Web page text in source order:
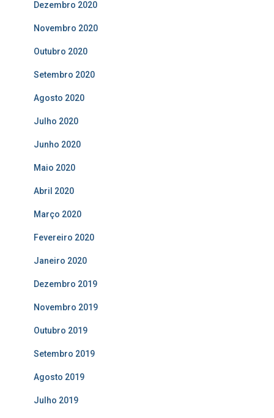
Dezembro 2020
Novembro 2020
Outubro 2020
Setembro 2020
Agosto 2020
Julho 2020
Junho 2020
Maio 2020
Abril 2020
Março 2020
Fevereiro 2020
Janeiro 2020
Dezembro 2019
Novembro 2019
Outubro 2019
Setembro 2019
Agosto 2019
Julho 2019